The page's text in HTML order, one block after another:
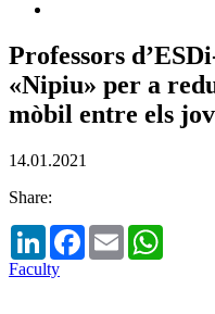
Professors
«Nipiu» per a
mòbil entre els
14.01.2021
Share:
LinkedInFacebook
Email
Faculty